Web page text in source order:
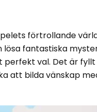
förtrollande
fantastiska
val. Det är
att bilda vänskap